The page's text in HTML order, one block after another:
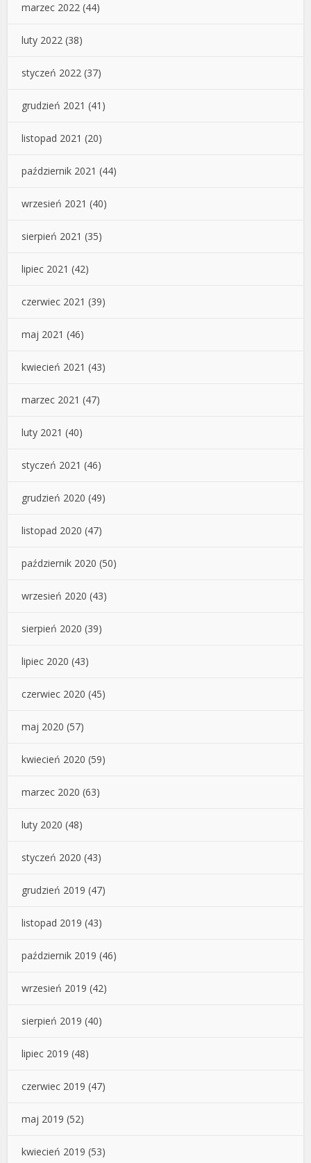
marzec 2022 (44)
luty 2022 (38)
styczeń 2022 (37)
grudzień 2021 (41)
listopad 2021 (20)
październik 2021 (44)
wrzesień 2021 (40)
sierpień 2021 (35)
lipiec 2021 (42)
czerwiec 2021 (39)
maj 2021 (46)
kwiecień 2021 (43)
marzec 2021 (47)
luty 2021 (40)
styczeń 2021 (46)
grudzień 2020 (49)
listopad 2020 (47)
październik 2020 (50)
wrzesień 2020 (43)
sierpień 2020 (39)
lipiec 2020 (43)
czerwiec 2020 (45)
maj 2020 (57)
kwiecień 2020 (59)
marzec 2020 (63)
luty 2020 (48)
styczeń 2020 (43)
grudzień 2019 (47)
listopad 2019 (43)
październik 2019 (46)
wrzesień 2019 (42)
sierpień 2019 (40)
lipiec 2019 (48)
czerwiec 2019 (47)
maj 2019 (52)
kwiecień 2019 (53)